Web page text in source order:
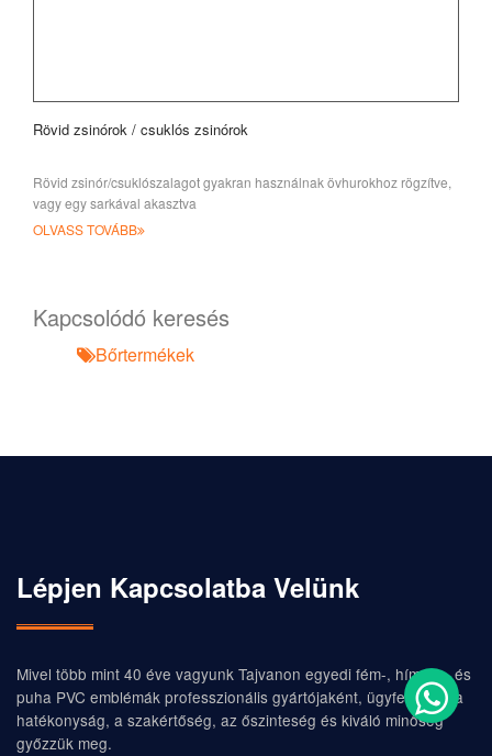
Rövid zsinórok / csuklós zsinórok
Rövid zsinór/csuklószalagot gyakran használnak övhurokhoz rögzítve,
vagy egy sarkával akasztva
OLVASS TOVÁBB
Kapcsolódó keresés
Bőrtermékek
Lépjen Kapcsolatba Velünk
Mivel több mint 40 éve vagyunk Tajvanon egyedi fém-, hímzés- és
puha PVC emblémák professzionális gyártójaként, ügyfeleinket a
hatékonyság, a szakértőség, az őszinteség és kiváló minőség
győzzük meg.